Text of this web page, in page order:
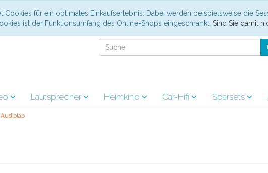
Cookies für ein optimales Einkaufserlebnis. Dabei werden beispielsweise die
ist der Funktionsumfang des Online-Shops eingeschränkt. Sind Sie damit
Lautsprecher Heimkino Car-Hifi Sparsets
Audiolab